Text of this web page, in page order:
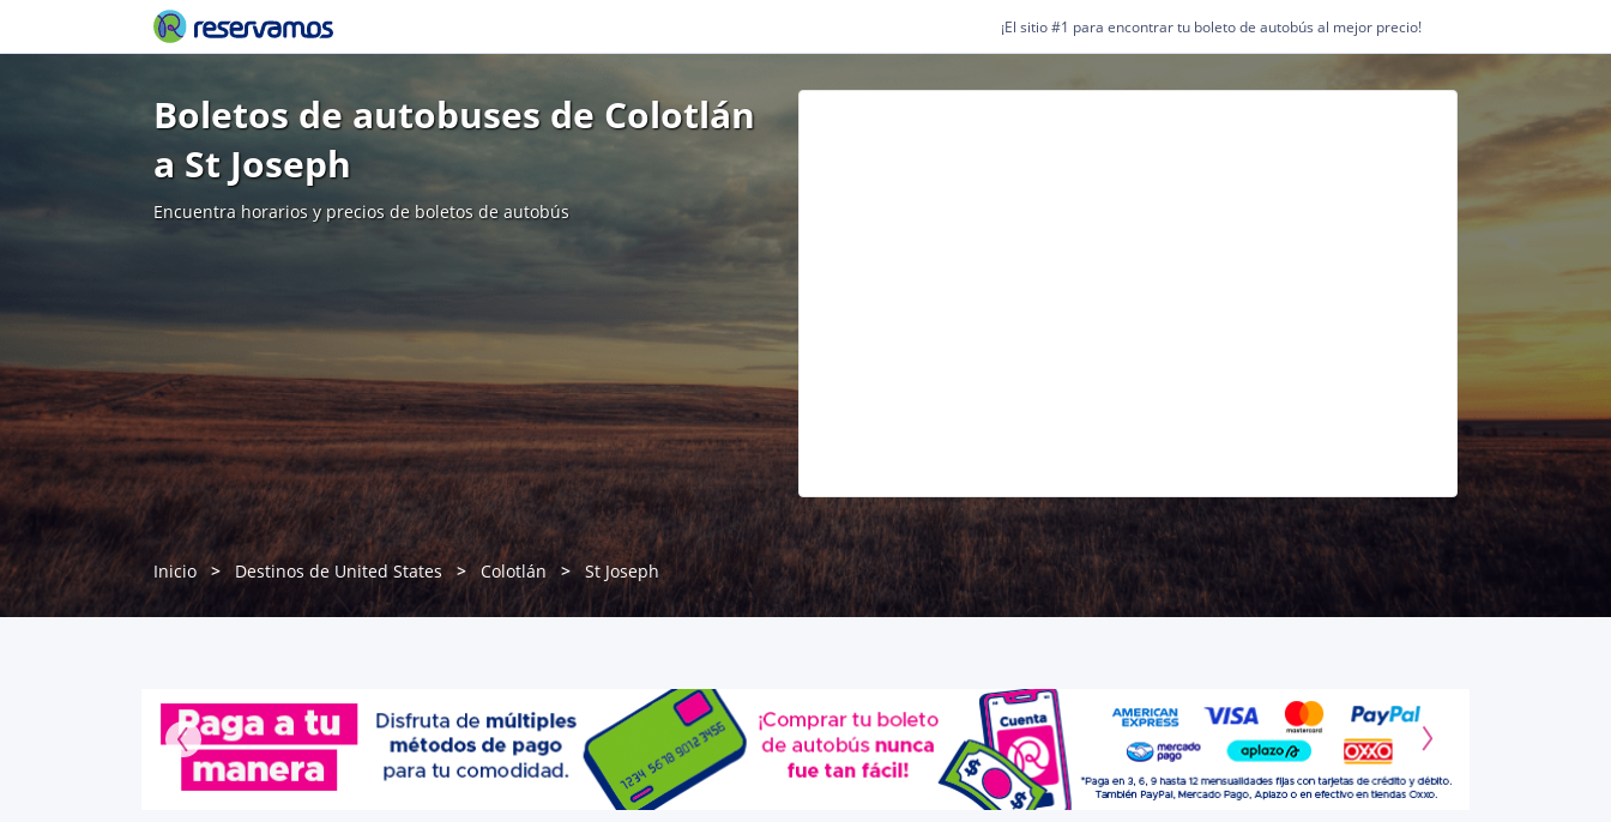
¡El sitio #1 para encontrar tu boleto de autobús al mejor precio!
Boletos de autobuses de Colotlán
a St Joseph
Encuentra horarios y precios de boletos de autobús
Inicio Destinos de United States Colotlán St Joseph